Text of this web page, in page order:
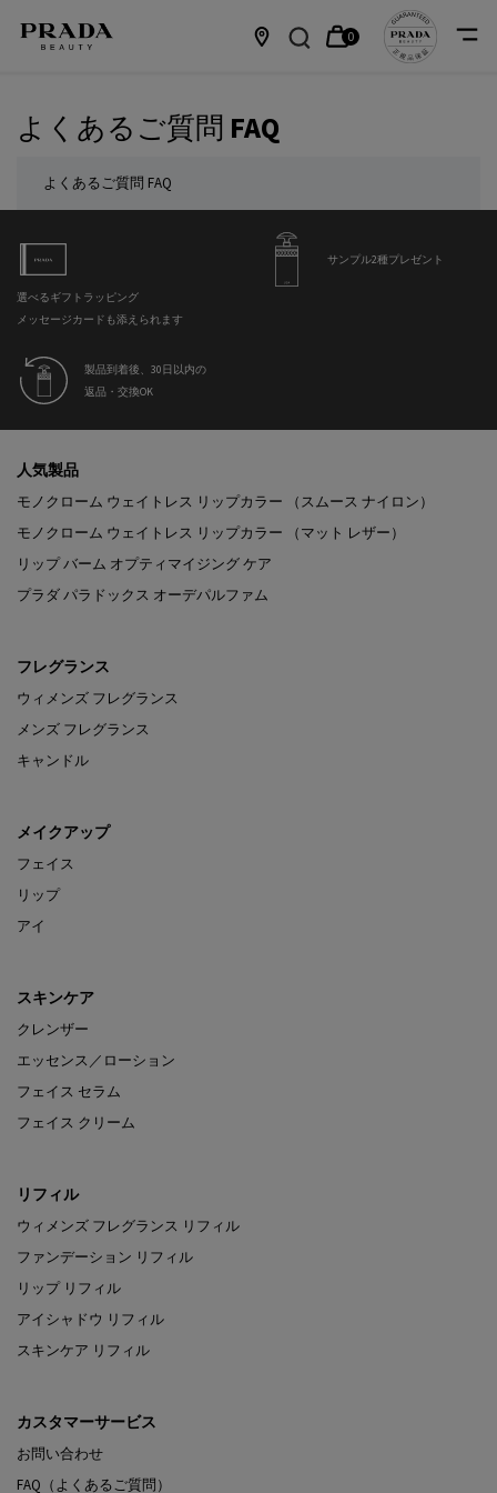
情
0
0 カート内の製品
よくあるご質問 FAQ
よくあるご質問 FAQ
選べるギフトラッピング
メッセージカードも添えられます
サンプル2種プレゼント
製品到着後、30日以内の
返品・交換OK
人気製品
モノクローム ウェイトレス リップカラー （スムース ナイロン）
モノクローム ウェイトレス リップカラー （マット レザー）
リップ バーム オプティマイジング ケア
プラダ パラドックス オーデパルファム
フレグランス
ウィメンズ フレグランス
メンズ フレグランス
キャンドル
メイクアップ
フェイス
リップ
アイ
スキンケア
クレンザー
エッセンス／ローション
フェイス セラム
フェイス クリーム
リフィル
ウィメンズ フレグランス リフィル
ファンデーション リフィル
リップ リフィル
アイシャドウ リフィル
スキンケア リフィル
カスタマーサービス
お問い合わせ
FAQ（よくあるご質問）